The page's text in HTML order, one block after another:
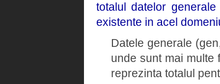
totalul datelor
existente in acel
Datele generale
unde sunt mai multe
reprezinta totalul